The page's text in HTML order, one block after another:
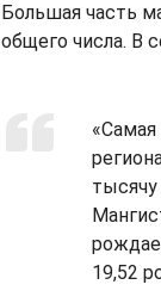
Большая часть
общего числа. В
19,52